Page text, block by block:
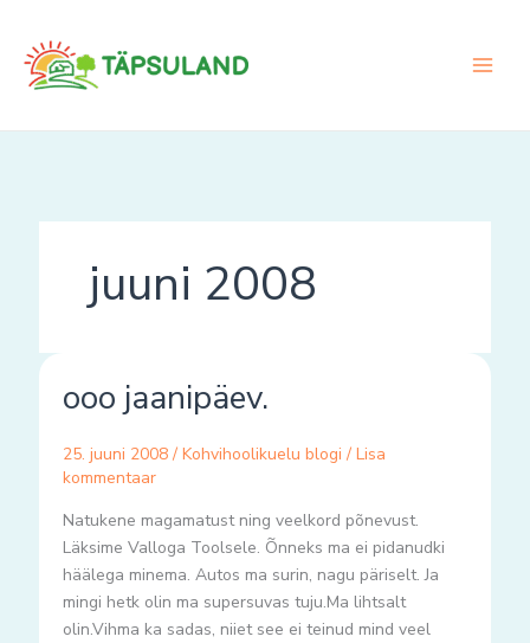
content
juuni 2008
ooo jaanipäev.
25. juuni 2008 / Kohvihoolikuelu blogi / Lisa
kommentaar
Natukene magamatust ning veelkord põnevust.
Läksime Valloga Toolsele. Õnneks ma ei pidanudki
häälega minema. Autos ma surin, nagu päriselt. Ja
mingi hetk olin ma supersuvas tuju.Ma lihtsalt
olin.Vihma ka sadas, niiet see ei teinud mind veel
jaanipäev.